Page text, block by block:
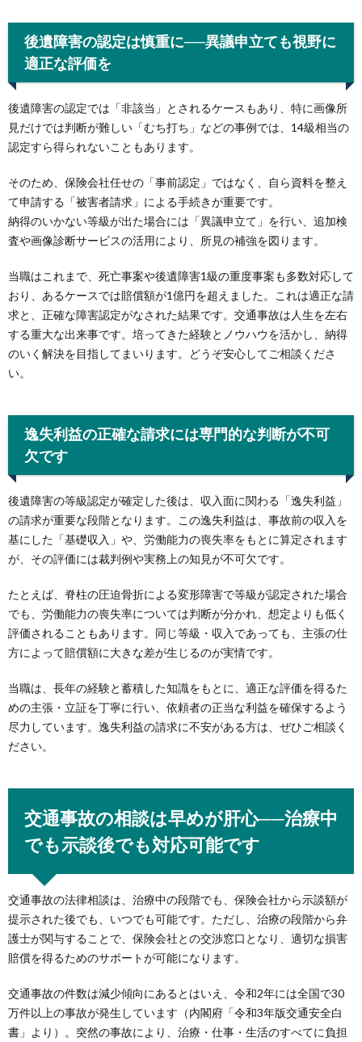
後遺障害の認定は慎重に──異議申立ても視野に
適正な評価を
後遺障害の認定では「非該当」とされるケースもあり、特に画像所
見だけでは判断が難しい「むち打ち」などの事例では、14級相当の
認定すら得られないこともあります。
そのため、保険会社任せの「事前認定」ではなく、自ら資料を整え
て申請する「被害者請求」による手続きが重要です。
納得のいかない等級が出た場合には「異議申立て」を行い、追加検
査や画像診断サービスの活用により、所見の補強を図ります。
当職はこれまで、死亡事案や後遺障害1級の重度事案も多数対応して
おり、あるケースでは賠償額が1億円を超えました。これは適正な請
求と、正確な障害認定がなされた結果です。交通事故は人生を左右
する重大な出来事です。培ってきた経験とノウハウを活かし、納得
のいく解決を目指してまいります。どうぞ安心してご相談くださ
い。
逸失利益の正確な請求には専門的な判断が不可
欠です
後遺障害の等級認定が確定した後は、収入面に関わる「逸失利益」
の請求が重要な段階となります。この逸失利益は、事故前の収入を
基にした「基礎収入」や、労働能力の喪失率をもとに算定されます
が、その評価には裁判例や実務上の知見が不可欠です。
たとえば、脊柱の圧迫骨折による変形障害で等級が認定された場合
でも、労働能力の喪失率については判断が分かれ、想定よりも低く
評価されることもあります。同じ等級・収入であっても、主張の仕
方によって賠償額に大きな差が生じるのが実情です。
当職は、長年の経験と蓄積した知識をもとに、適正な評価を得るた
めの主張・立証を丁寧に行い、依頼者の正当な利益を確保するよう
尽力しています。逸失利益の請求に不安がある方は、ぜひご相談く
ださい。
交通事故の相談は早めが肝心──治療中
でも示談後でも対応可能です
交通事故の法律相談は、治療中の段階でも、保険会社から示談額が
提示された後でも、いつでも可能です。ただし、治療の段階から弁
護士が関与することで、保険会社との交渉窓口となり、適切な損害
賠償を得るためのサポートが可能になります。
交通事故の件数は減少傾向にあるとはいえ、令和2年には全国で30
万件以上の事故が発生しています（内閣府「令和3年版交通安全白
書」より）。突然の事故により、治療・仕事・生活のすべてに負担